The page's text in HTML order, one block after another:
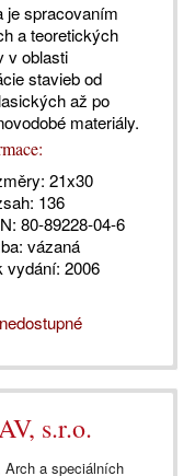
je spracovaním
a teoretických
v oblasti
stavieb od
až po
materiály.
21x30
136
80-89228-04-6
vázaná
vydání: 2006
s.r.o.
a speciálních